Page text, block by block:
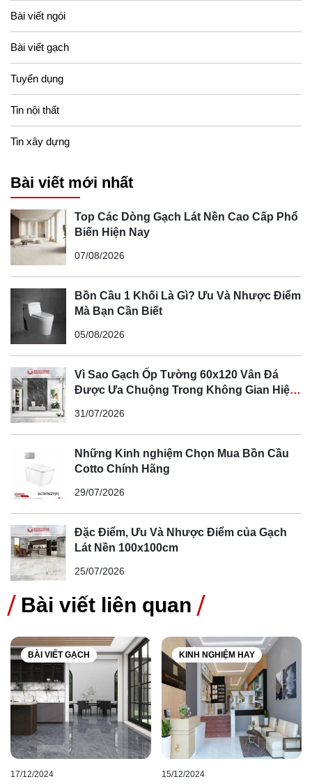
4. Lưu ý khi xử lý nền đất yếu
Khảo sát địa chất kỹ lưỡng: Xác định chính xác tính chất
nền đất để lựa chọn phương pháp xử lý phù hợp.
Tính toán tải trọng công trình: Đảm bảo nền đất sau xử lý
có thể chịu được tải trọng của công trình.
Lựa chọn nhà thầu uy tín: Thi công xử lý nền đất yếu đòi
Kết luận
Xử lý nền đất yếu là bước quan trọng để đảm bảo độ bền
vững và an toàn cho ngôi nhà của bạn. Việc lựa chọn
phương pháp phù hợp sẽ phụ thuộc vào tính chất của nền
đất và yêu cầu của công trình. Để đạt hiệu quả tối ưu, bạn
nên tham khảo ý kiến của các chuyên gia và đơn vị thi
công uy tín.
Bằng cách xử lý nền đất yếu đúng cách ngay từ đầu, bạn
sẽ yên tâm sở hữu một công trình vững chắc, đẹp mắt và
bền bỉ theo thời gian.
Bài viết ngói
Bài viết gạch
Tuyển dụng
Tin nội thất
Tin xây dựng
Bài viết mới nhất
Top Các Dòng Gạch Lát Nền Cao Cấp Phổ
Biến Hiện Nay
07/08/2026
Bồn Cầu 1 Khối Là Gì? Ưu Và Nhược Điểm
Mà Bạn Cần Biết
05/08/2026
Vì Sao Gạch Ốp Tường 60x120 Vân Đá
Được Ưa Chuộng Trong Không Gian Hiện
31/07/2026
Những Kinh nghiệm Chọn Mua Bồn Cầu
Cotto Chính Hãng
29/07/2026
Đặc Điểm, Ưu Và Nhược Điểm của Gạch
Lát Nền 100x100cm
25/07/2026
Bài viết liên quan
BÀI VIẾT GẠCH
17/12/2024
KINH NGHIỆM HAY
15/12/2024